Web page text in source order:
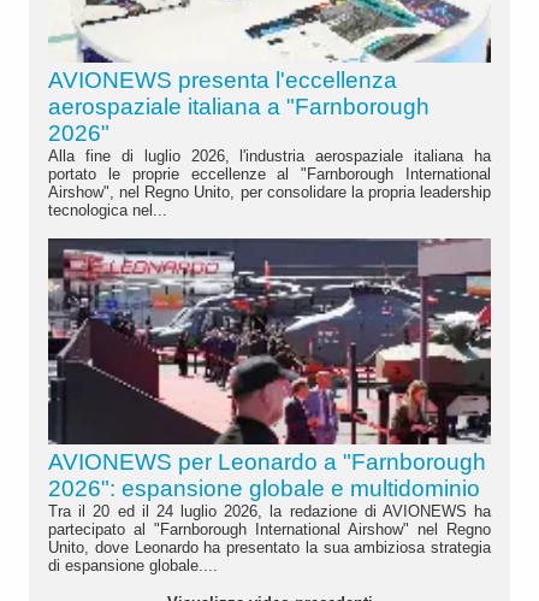
AVIONEWS presenta l'eccellenza
aerospaziale italiana a "Farnborough
2026"
Alla fine di luglio 2026, l'industria aerospaziale italiana ha
portato le proprie eccellenze al "Farnborough International
Airshow", nel Regno Unito, per consolidare la propria leadership
tecnologica nel...
AVIONEWS per Leonardo a "Farnborough
2026": espansione globale e multidominio
Tra il 20 ed il 24 luglio 2026, la redazione di AVIONEWS ha
partecipato al "Farnborough International Airshow" nel Regno
Unito, dove Leonardo ha presentato la sua ambiziosa strategia
di espansione globale....